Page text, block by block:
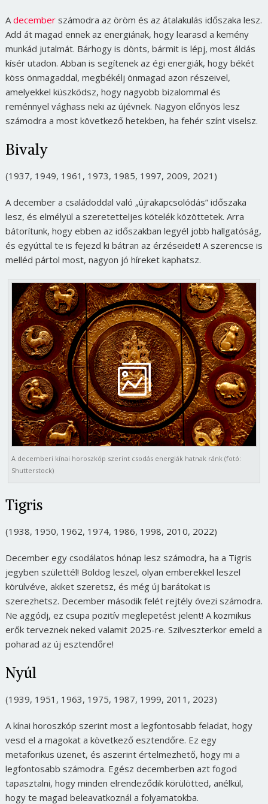
Adecemberszámodra az öröm és az átalakulás időszaka lesz.
Add át magad ennek az energiának, hogy learasd a kemény
munkád jutalmát. Bárhogy is dönts, bármit is lépj, most áldás
kísér utadon. Abban is segítenek az égi energiák, hogy békét
köss önmagaddal, megbékélj önmagad azon részeivel,
amelyekkel küszködsz, hogy nagyobb bizalommal és
reménnyel vághass neki az újévnek. Nagyon előnyös lesz
számodra a most következő hetekben, ha fehér színt viselsz.
Bivaly
(1937, 1949, 1961, 1973, 1985, 1997, 2009, 2021)
A december a családoddal való „újrakapcsolódás” időszaka
lesz, és elmélyül a szeretetteljes kötelék közöttetek. Arra
bátorítunk, hogy ebben az időszakban legyél jobb hallgatóság,
és egyúttal te is fejezd ki bátran az érzéseidet! A szerencse is
melléd pártol most, nagyon jó híreket kaphatsz.
A decemberi kínai horoszkóp szerint csodás energiák hatnak ránk (fotó:
Shutterstock)
Tigris
(1938, 1950, 1962, 1974, 1986, 1998, 2010, 2022)
December egy csodálatos hónap lesz számodra, ha a Tigris
jegyben születtél! Boldog leszel, olyan emberekkel leszel
körülvéve, akiket szeretsz, és még új barátokat is
szerezhetsz. December második felét rejtély övezi számodra.
Ne aggódj, ez csupa pozitív meglepetést jelent! A kozmikus
erők terveznek neked valamit 2025-re. Szilveszterkor emeld a
poharad az új esztendőre!
Nyúl
(1939, 1951, 1963, 1975, 1987, 1999, 2011, 2023)
A kínai horoszkóp szerint most a legfontosabb feladat, hogy
vesd el a magokat a következő esztendőre. Ez egy
metaforikus üzenet, és aszerint értelmezhető, hogy mi a
legfontosabb számodra. Egész decemberben azt fogod
tapasztalni, hogy minden elrendeződik körülötted, anélkül,
hogy te magad beleavatkoznál a folyamatokba.